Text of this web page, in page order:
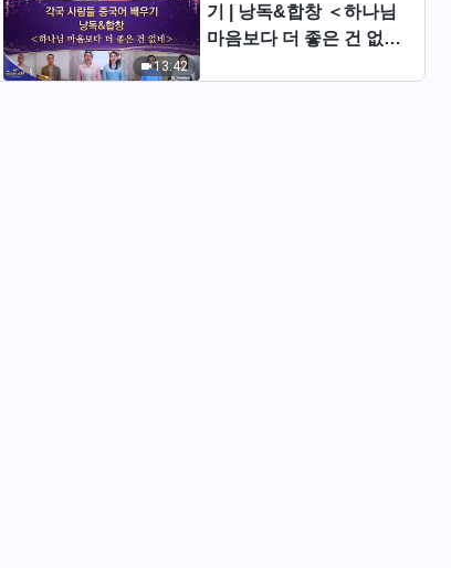
4:35
찬양 댄스 ＜전능하신 하나님을
따르는 건 큰 축복이네＞
13:42
기 | 낭독&합창 ＜하나님
마음보다 더 좋은 건 없네